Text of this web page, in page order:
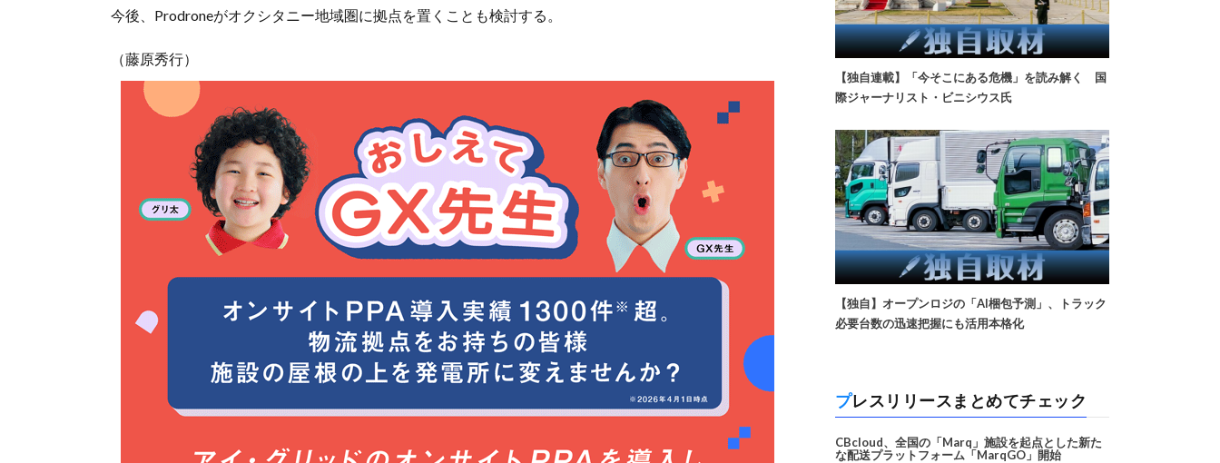
今後、Prodroneがオクシタニー地域圏に拠点を置くことも検討する。
（藤原秀行）
【独自連載】「今そこにある危機」を読み解く 国
際ジャーナリスト・ビニシウス氏
【独自】オープンロジの「AI梱包予測」、トラック
必要台数の迅速把握にも活用本格化
プレスリリースまとめてチェック
CBcloud、全国の「Marq」施設を起点とした新た
な配送プラットフォーム「MarqGO」開始